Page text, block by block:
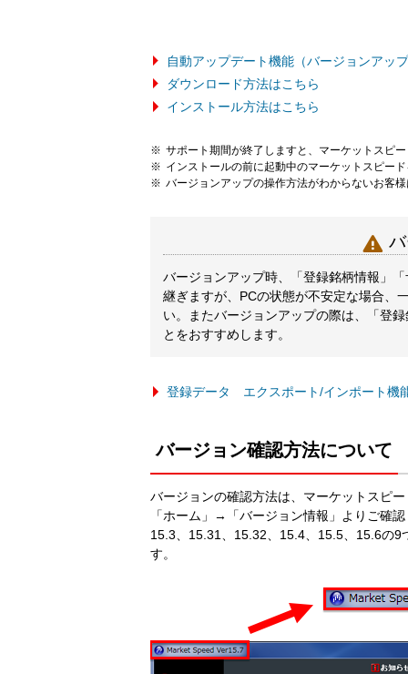
自動アップデート機能（バージョンアッ
ダウンロード方法はこちら
インストール方法はこちら
サポート期間が終了しますと、マーケットスピ
インストールの前に起動中のマーケットスピー
バージョンアップの操作方法がわからないお客

バージョンアップ時、「登録銘柄情報」
継ぎますが、PCの状態が不安定な場合、
い。またバージョンアップの際は、「登
とをおすすめします。
登録データ エクスポート/インポート機
バージョン確認方法について
バージョンの確認方法は、マーケットスピ
「ホーム」→「バージョン情報」よりご確
15.3、15.31、15.32、15.4、15.5、15.6の9
す。